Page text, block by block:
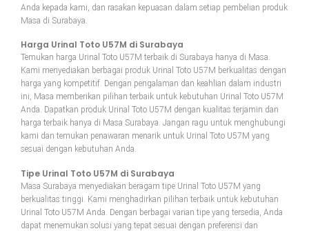
Anda kepada kami, dan rasakan kepuasan dalam setiap pembelian produk
Masa di Surabaya.
Harga Urinal Toto U57M di Surabaya
Temukan harga Urinal Toto U57M terbaik di Surabaya hanya di Masa.
Kami menyediakan berbagai produk Urinal Toto U57M berkualitas dengan
harga yang kompetitif. Dengan pengalaman dan keahlian dalam industri
ini, Masa memberikan pilihan terbaik untuk kebutuhan Urinal Toto U57M
Anda. Dapatkan produk Urinal Toto U57M dengan kualitas terjamin dan
harga terbaik hanya di Masa Surabaya. Jangan ragu untuk menghubungi
kami dan temukan penawaran menarik untuk Urinal Toto U57M yang
sesuai dengan kebutuhan Anda.
Tipe Urinal Toto U57M di Surabaya
Masa Surabaya menyediakan beragam tipe Urinal Toto U57M yang
berkualitas tinggi. Kami menghadirkan pilihan terbaik untuk kebutuhan
Urinal Toto U57M Anda. Dengan berbagai varian tipe yang tersedia, Anda
dapat menemukan solusi yang tepat sesuai dengan preferensi dan